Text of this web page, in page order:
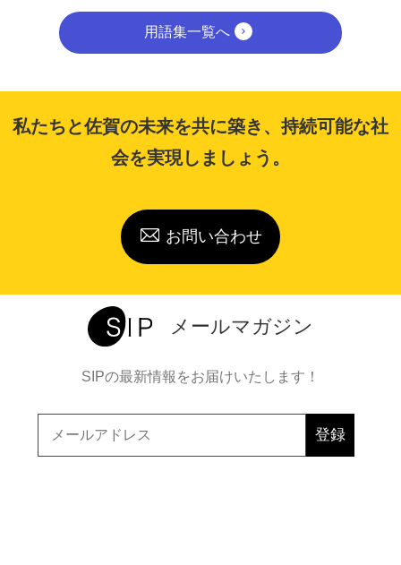
用語集一覧へ
私たちと佐賀の未来を共に築き、持続可能な社
会を実現しましょう。
お問い合わせ
メールマガジン
SIPの最新情報をお届けいたします！